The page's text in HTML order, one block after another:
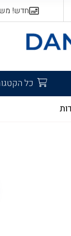
חדש!
כל